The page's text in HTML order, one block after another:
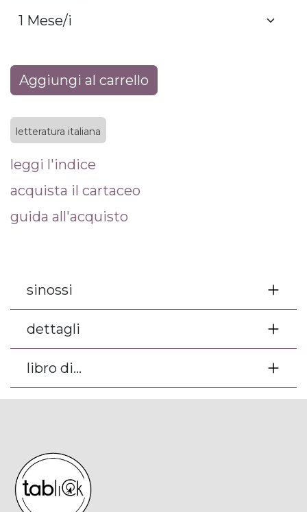
Aggiungi al carrello
letteratura italiana
leggi l'indice
acquista il cartaceo
guida all'acquisto
sinossi
dettagli
libro di...